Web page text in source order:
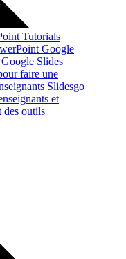
Tutorials
Google
Slides
faire une
Slidesgo
et
des outils